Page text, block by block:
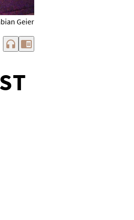
Geier
headphones chrome_reader_mode